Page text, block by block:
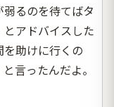
るのを待てばタ
アドバイスした
助けに行くの
言ったんだよ。